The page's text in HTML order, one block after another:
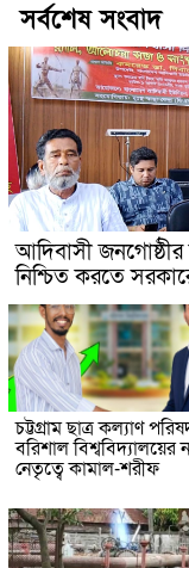
সর্বশেষ সংবাদ
আদিবাসী জনগোষ্ঠীর
নিশ্চিত করতে
চট্টগ্রাম ছাত্র কল্যাণ
বরিশাল বিশ্ববিদ্যালয়ের
নেতৃত্বে কামাল-শরীফ